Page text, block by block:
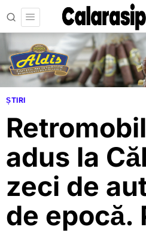
ȘTIRI
adus la
zeci de
de epocă.